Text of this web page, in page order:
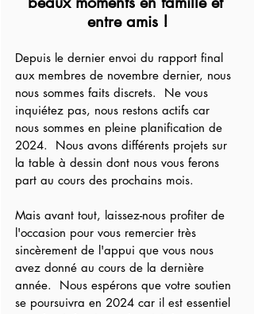
entre amis !
Depuis le dernier envoi du rapport final
aux membres de novembre dernier, nous
nous sommes faits discrets.  Ne vous
inquiétez pas, nous restons actifs car
nous sommes en pleine planification de
2024.  Nous avons différents projets sur
la table à dessin dont nous vous ferons
part au cours des prochains mois.
Mais avant tout, laissez-nous profiter de
l'occasion pour vous remercier très
sincèrement de l'appui que vous nous
avez donné au cours de la dernière
année.  Nous espérons que votre soutien
se poursuivra en 2024 car il est essentiel